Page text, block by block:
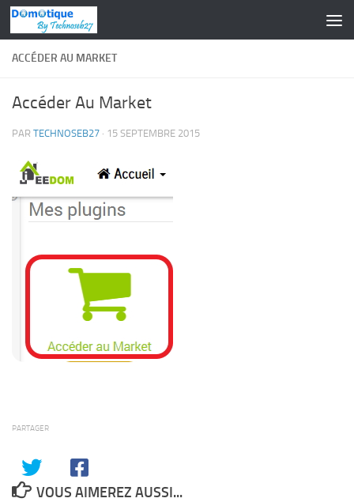
Skip to content
ACCÉDER AU MARKET
Accéder Au Market
PAR TECHNOSEB27 · 15 SEPTEMBRE 2015
PARTAGER
VOUS AIMEREZ AUSSI...